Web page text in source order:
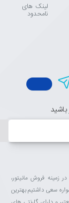
لینک های
نامحدود
1384 شروع به فعالیت در زمینه فروش مانیتور،
سعی داشتیم بهترین